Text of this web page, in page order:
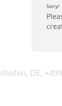
Sorry!
DE,